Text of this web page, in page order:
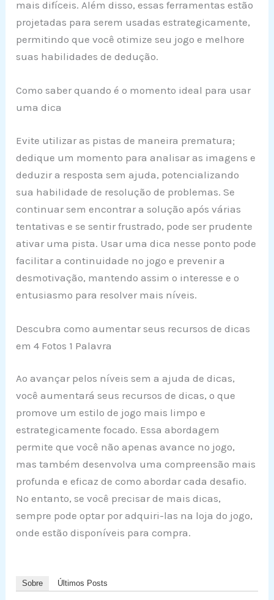
mais difíceis. Além disso, essas ferramentas estão
projetadas para serem usadas estrategicamente,
permitindo que você otimize seu jogo e melhore
suas habilidades de dedução.
Como saber quando é o momento ideal para usar
uma dica
Evite utilizar as pistas de maneira prematura;
dedique um momento para analisar as imagens e
deduzir a resposta sem ajuda, potencializando
sua habilidade de resolução de problemas. Se
continuar sem encontrar a solução após várias
tentativas e se sentir frustrado, pode ser prudente
ativar uma pista. Usar uma dica nesse ponto pode
facilitar a continuidade no jogo e prevenir a
desmotivação, mantendo assim o interesse e o
entusiasmo para resolver mais níveis.
Descubra como aumentar seus recursos de dicas
em 4 Fotos 1 Palavra
Ao avançar pelos níveis sem a ajuda de dicas,
você aumentará seus recursos de dicas, o que
promove um estilo de jogo mais limpo e
estrategicamente focado. Essa abordagem
permite que você não apenas avance no jogo,
mas também desenvolva uma compreensão mais
profunda e eficaz de como abordar cada desafio.
No entanto, se você precisar de mais dicas,
sempre pode optar por adquiri-las na loja do jogo,
onde estão disponíveis para compra.
Sobre Últimos Posts